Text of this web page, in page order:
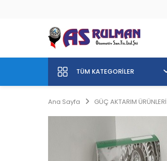
TÜM KATEGORILER
Ana Sayfa GÜÇ AKTARIM ÜRÜNLERİ